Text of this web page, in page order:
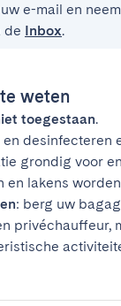
e-mail en
de Inbox.
weten
toegestaan.
desinfecteren
grondig voor
en lakens
: berg uw
privéchauffeur,